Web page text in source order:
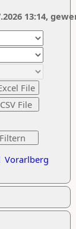
Vorarlberg
13:14,